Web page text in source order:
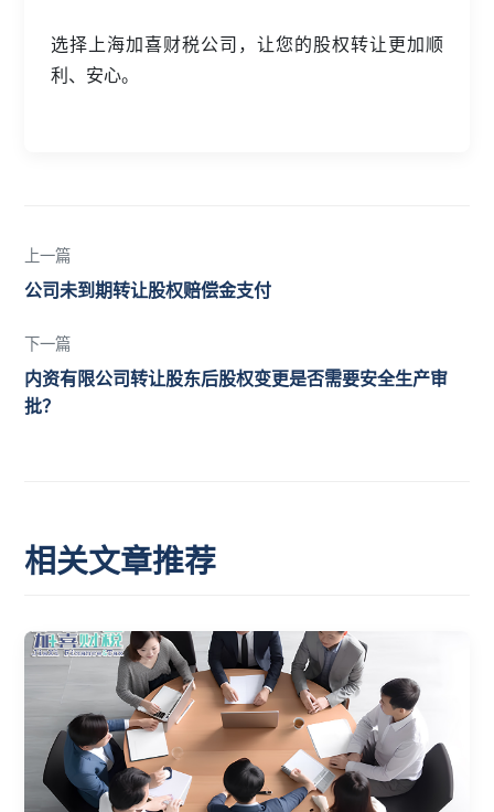
选择上海加喜财税公司，让您的股权转让更加顺
利、安心。
上一篇
公司未到期转让股权赔偿金支付
下一篇
内资有限公司转让股东后股权变更是否需要安全生产审
批？
相关文章推荐